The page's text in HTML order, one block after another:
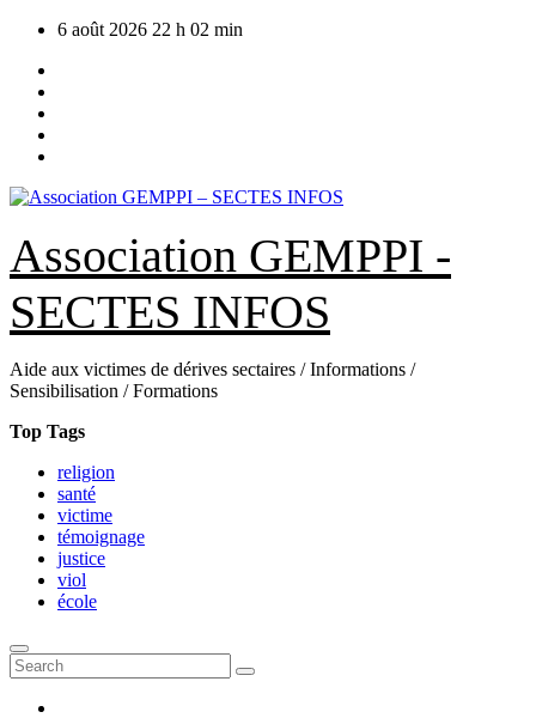
Skip
content
6 août 2026 22 h 02 min
Association GEMPPI -
SECTES INFOS
Aide aux victimes de dérives sectaires / Informations /
Sensibilisation / Formations
Top Tags
religion
santé
victime
témoignage
justice
viol
école